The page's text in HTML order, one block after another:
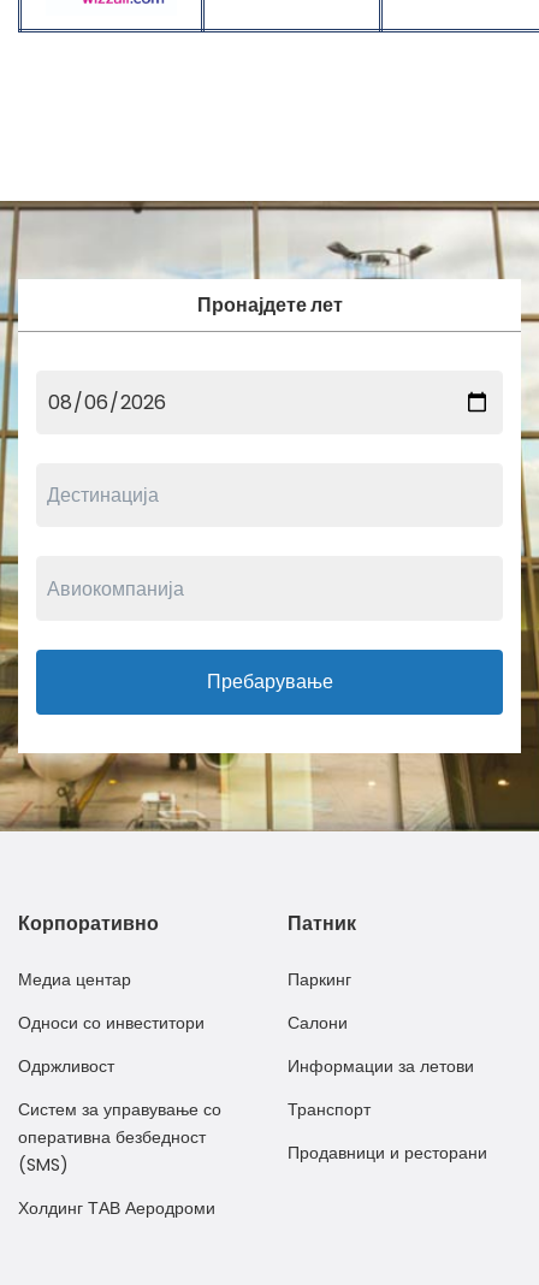
Пронајдете лет
Пребарување
Корпоративно
Медиа центар
Односи со инвеститори
Одржливост
Систем за управување со
оперативна безбедност
(SMS)
Холдинг ТАВ Аеродроми
Патник
Паркинг
Салони
Информации за летови
Транспорт
Продавници и ресторани